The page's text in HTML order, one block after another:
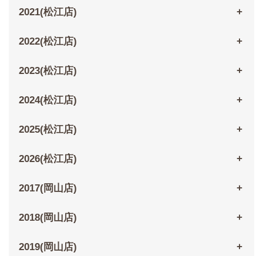
2021(松江店)
2022(松江店)
2023(松江店)
2024(松江店)
2025(松江店)
2026(松江店)
2017(岡山店)
2018(岡山店)
2019(岡山店)